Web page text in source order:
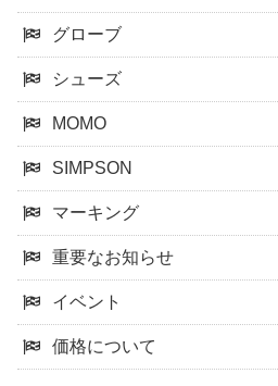
グローブ
シューズ
MOMO
SIMPSON
マーキング
重要なお知らせ
イベント
価格について